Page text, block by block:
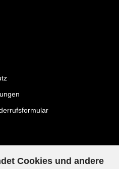
Cookies und andere